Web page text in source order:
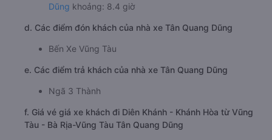
Dũng khoảng: 8.4 giờ
d. Các điểm đón khách của nhà xe Tân Quang Dũng
Bến Xe Vũng Tàu
e. Các điểm trả khách của nhà xe Tân Quang Dũng
Ngã 3 Thành
f. Giá vé giá xe khách đi Diên Khánh - Khánh Hòa từ Vũng
Tàu - Bà Rịa-Vũng Tàu Tân Quang Dũng